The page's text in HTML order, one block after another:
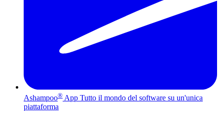
Ashampoo® App Tutto il mondo del software su un'unica
piattaforma